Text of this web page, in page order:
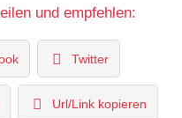
und empfehlen:
Twitter
Url/Link kopieren